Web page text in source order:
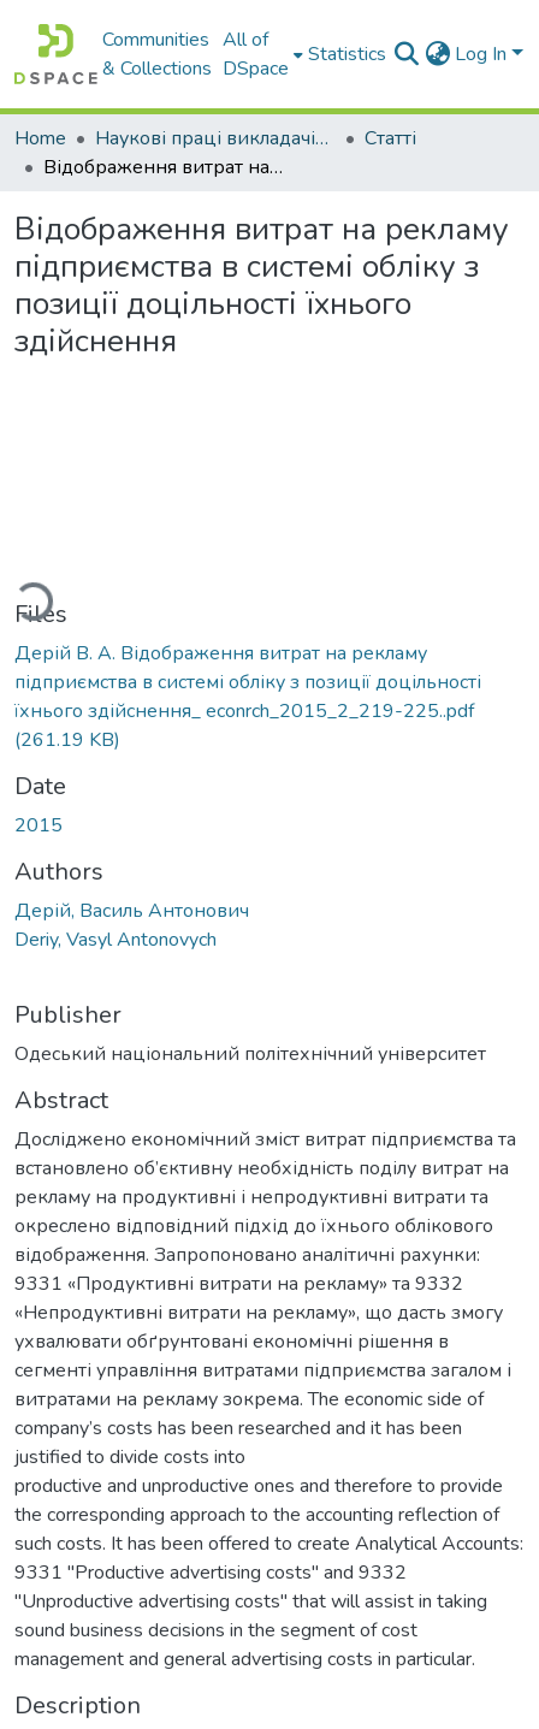
Communities
& Collections
All of
DSpace
Statistics Log In
Home Наукові праці викладачів Західноукраїнського Національного Університету
Статті
Відображення витрат на рекламу підприємства в системі обліку з позиції доцільності їхнього здійснення
Відображення витрат на рекламу
підприємства в системі обліку з
позиції доцільності їхнього
здійснення
Loading...
Files
Дерій В. А. Відображення витрат на рекламу
підприємства в системі обліку з позиції доцільності
їхнього здійснення_ econrch_2015_2_219-225..pdf
(261.19 KB)
Date
2015
Authors
Дерій, Василь Антонович
Deriy, Vasyl Antonovych
Publisher
Одеський національний політехнічний університет
Abstract
Досліджено економічний зміст витрат підприємства та
встановлено об’єктивну необхідність поділу витрат на
рекламу на продуктивні і непродуктивні витрати та
окреслено відповідний підхід до їхнього облікового
відображення. Запропоновано аналітичні рахунки:
9331 «Продуктивні витрати на рекламу» та 9332
«Непродуктивні витрати на рекламу», що дасть змогу
ухвалювати обґрунтовані економічні рішення в
сегменті управління витратами підприємства загалом і
витратами на рекламу зокрема. The economic side of
company’s costs has been researched and it has been
justified to divide costs into
productive and unproductive ones and therefore to provide
the corresponding approach to the accounting reflection of
such costs. It has been offered to create Analytical Accounts:
9331 "Productive advertising costs" and 9332
"Unproductive advertising costs" that will assist in taking
sound business decisions in the segment of cost
management and general advertising costs in particular.
Description